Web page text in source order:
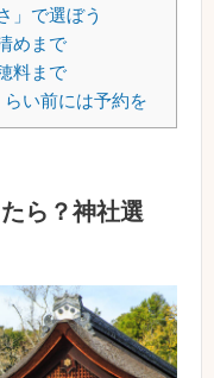
」で選ぼう
めまで
料まで
い前には予約を
ら？神社選